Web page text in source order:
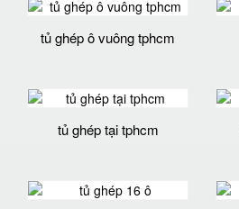
tủ ghép ô vuông tphcm
tủ ghép tại tphcm